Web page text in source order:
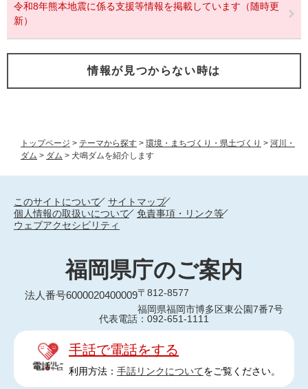
トップページ > テーマから探す > 環境・まちづくり・県土づくり > 河川・
ダム > ダム > 犬鳴ダムを紹介します
令和8年熊本地震に係る支援等情報を掲載しています（随時更
新）
情報が見つからない時は
このサイトについて
サイトマップ
個人情報の取扱いについて
免責事項・リンク等
ウェブアクセシビリティ
福岡県庁のご案内
法人番号6000020400009〒812-8577
福岡県福岡市博多区東公園7番7号
代表電話：092-651-1111
手話で電話をする
利用方法： 手話リンクについてをご覧ください。